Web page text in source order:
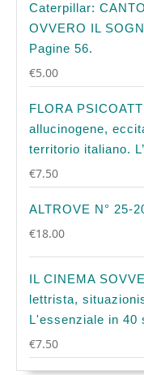
Caterpillar:
OVVERO IL
Pagine 56.
€5.00
FLORA
allucinogene,
territorio italiano.
€7.50
ALTROVE N° 25-
€18.00
IL CINEMA
lettrista,
L'essenziale in 40
€7.50